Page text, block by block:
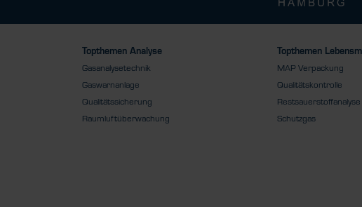
Topthemen Analyse
Gasanalysetechnik
Gaswarnanlage
Qualitätssicherung
Raumluftüberwachung
Topthemen
MAP Verpackung
Qualitätskontrolle
Restsauerstoffanalyse
Schutzgas